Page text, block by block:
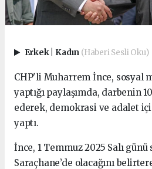
Erkek Kadın (Haberi Sesli Oku)
CHP'li Muharrem İnce, sosyal
yaptığı paylaşımda, darbenin
ederek, demokrasi ve adalet
yaptı.
İnce, 1 Temmuz 2025 Salı günü
Saraçhane’de olacağını